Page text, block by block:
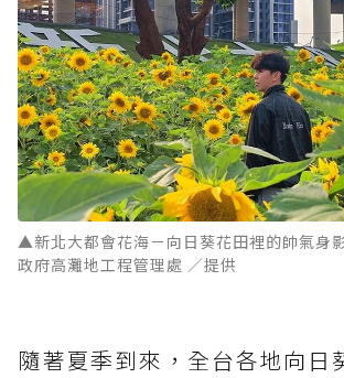
▲新北大都會花海－向日葵花田裡的帥氣身
政府高灘地工程管理處 ／提供
隨著夏季到來，全台各地向日